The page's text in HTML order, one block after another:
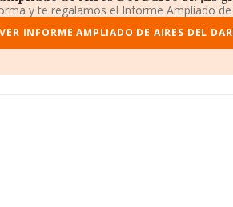
del Darro S.L, con número de
Cabo De Gata núm. 139 Piso 2 2,
y disponiendo de los datos de hasta
todas las compañías asciende a los
y te regalamos el Informe Ampliado
VER INFORME AMPLIADO DE AIRES DEL